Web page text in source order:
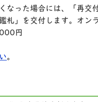
なった場合には、「再交
札」を交付します。オン
円
。